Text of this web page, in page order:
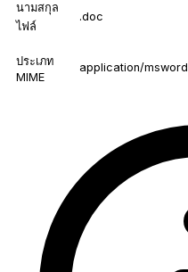
นามสกุล
ไฟล์
.doc
ประเภท
MIME
application/msword